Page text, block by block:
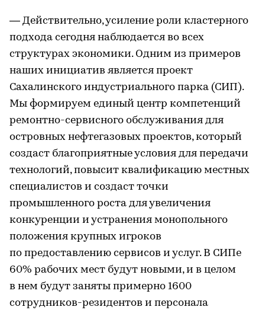
— Действительно, усиление роли кластерного
подхода сегодня наблюдается во всех
структурах экономики. Одним из примеров
наших инициатив является проект
Сахалинского индустриального парка (СИП).
Мы формируем единый центр компетенций
ремонтно-сервисного обслуживания для
островных нефтегазовых проектов, который
создаст благоприятные условия для передачи
технологий, повысит квалификацию местных
специалистов и создаст точки
промышленного роста для увеличения
конкуренции и устранения монопольного
положения крупных игроков
по предоставлению сервисов и услуг. В СИПе
60% рабочих мест будут новыми, и в целом
в нем будут заняты примерно 1600
сотрудников-резидентов и персонала